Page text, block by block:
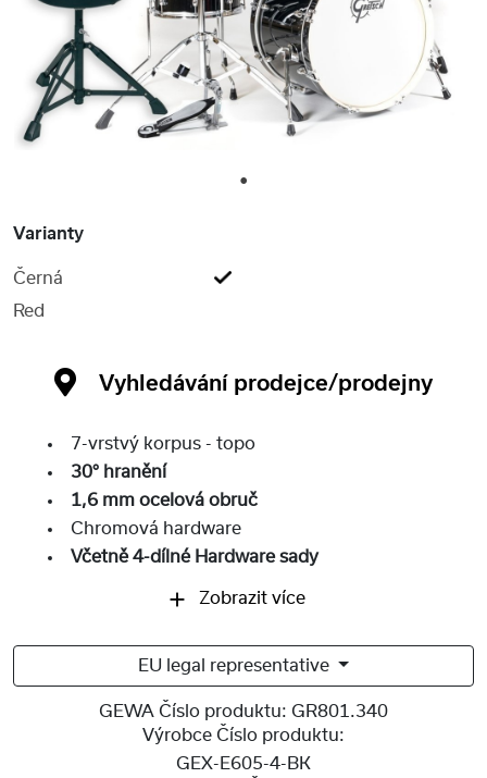
1
Varianty
Černá
Red
Vyhledávání prodejce/prodejny
7-vrstvý korpus - topo
30° hranění
1,6 mm ocelová obruč
Chromová hardware
Včetně 4-dílné Hardware sady
Zobrazit více
EU legal representative
GEWA Číslo produktu: GR801.340
Výrobce Číslo produktu:
GEX-E605-4-BK